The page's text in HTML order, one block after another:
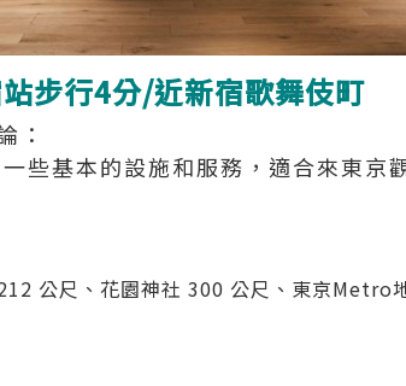
步行4分/近新宿歌舞伎町
：
些基本的設施和服務，適合來東京
公尺、花園神社 300 公尺、東京Metro